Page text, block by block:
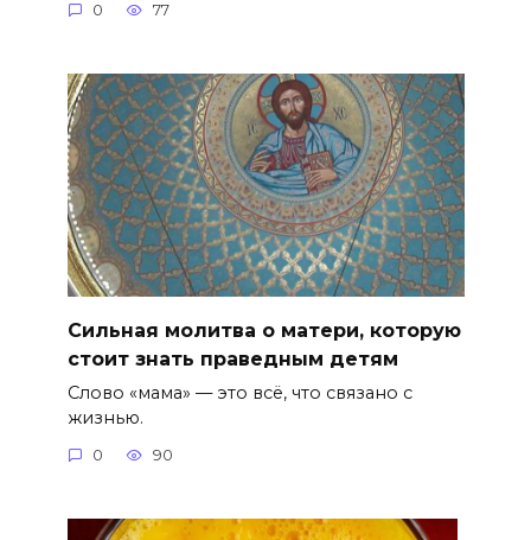
0 77
Сильная молитва о матери, которую
стоит знать праведным детям
Слово «мама» — это всё, что связано с
жизнью.
0 90